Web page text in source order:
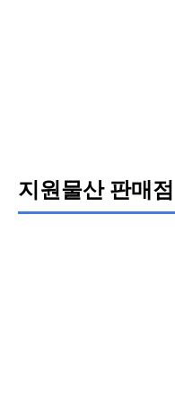
지원물산 판매